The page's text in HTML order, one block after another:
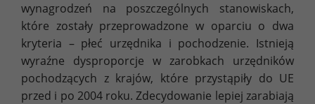
wynagrodzeń na poszczególnych stanowiskach,
które zostały przeprowadzone w oparciu o dwa
kryteria – płeć urzędnika i pochodzenie. Istnieją
wyraźne dysproporcje w zarobkach urzędników
pochodzących z krajów, które przystąpiły do UE
przed i po 2004 roku. Zdecydowanie lepiej zarabiają